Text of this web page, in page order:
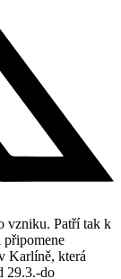
vzniku. Patří tak k
připomene
Karlíně, která
29.3.-do